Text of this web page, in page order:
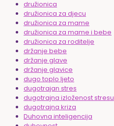
družionica
družionica za djecu
družionica za mame
družionica za mame i bebe
družionica za roditelje
držanje bebe
držanje glave
držanje glavice
dugo toplo ljeto
dugotrajan stres
dugotrajna izloženost stresu
dugotrajna kriza
Duhovna inteligencija